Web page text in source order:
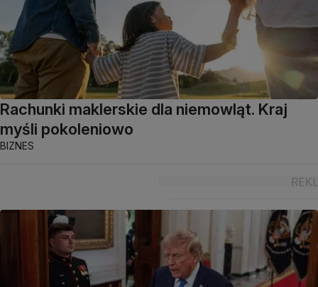
Rachunki maklerskie dla niemowląt. Kraj
myśli pokoleniowo
BIZNES